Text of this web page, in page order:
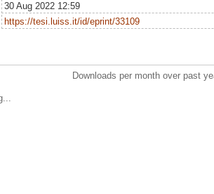
30 Aug 2022 12:59
https://tesi.luiss.it/id/eprint/33109
Downloads per month over past